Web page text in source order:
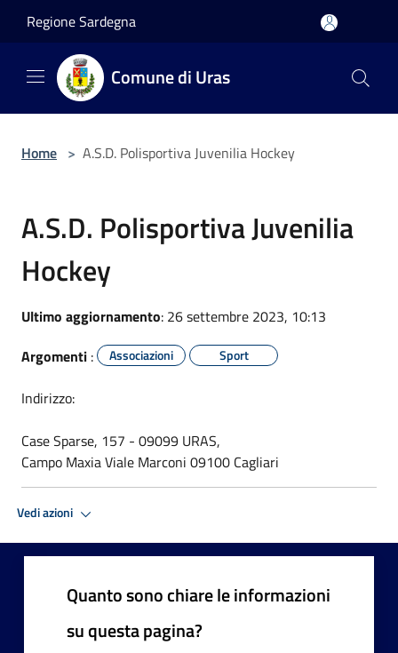
Regione Sardegna
Comune di Uras
Home > A.S.D. Polisportiva Juvenilia Hockey
A.S.D. Polisportiva Juvenilia
Hockey
Ultimo aggiornamento: 26 settembre 2023, 10:13
Argomenti : Associazioni Sport
Indirizzo:
Case Sparse, 157 - 09099 URAS,
Campo Maxia Viale Marconi 09100 Cagliari
Vedi azioni
Quanto sono chiare le informazioni
su questa pagina?